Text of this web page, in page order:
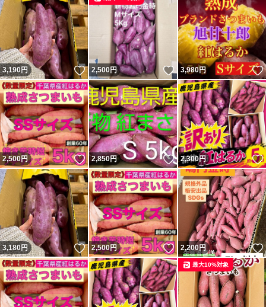
3,190円 いいね！
2,500円 いいね！
3,980円
2,500円 いいね！
2,850円 いいね！
2,300円
3,180円 いいね！
2,500円 いいね！
2,200円
最大10%対象